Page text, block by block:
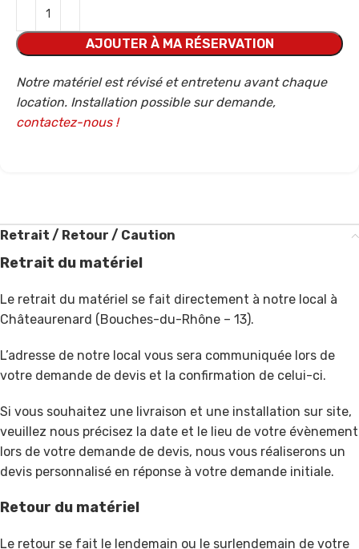
AJOUTER À MA RÉSERVATION
Notre matériel est révisé et entretenu avant chaque
location. Installation possible sur demande,
contactez-nous !
Retrait / Retour / Caution
Retrait du matériel
Le retrait du matériel se fait directement à notre local à
Châteaurenard (Bouches-du-Rhône – 13).
L’adresse de notre local vous sera communiquée lors de
votre demande de devis et la confirmation de celui-ci.
Si vous souhaitez une livraison et une installation sur site,
veuillez nous précisez la date et le lieu de votre évènement
lors de votre demande de devis, nous vous réaliserons un
devis personnalisé en réponse à votre demande initiale.
Retour du matériel
Le retour se fait le lendemain ou le surlendemain de votre